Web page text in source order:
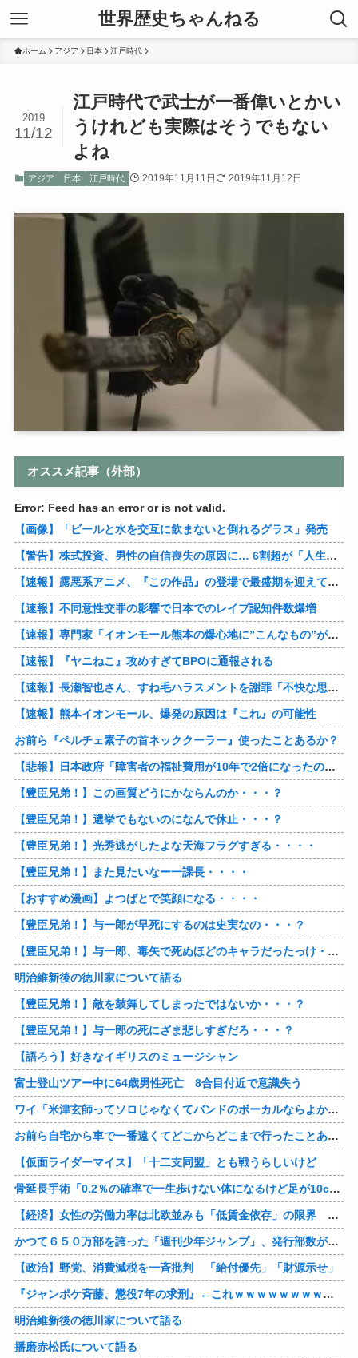
世界歴史ちゃんねる
ホーム アジア 日本 江戸時代
江戸時代で武士が一番偉いとかい
うけれども実際はそうでもない
よね
2019
11/12
アジア 日本 江戸時代 2019年11月11日 2019年11月12日
オススメ記事（外部）
Error: Feed has an error or is not valid.
【画像】「ビールと水を交互に飲まないと倒れるグラス」発売
【警告】株式投資、男性の自信喪失の原因に… 6割超が「人生の敗者」自認
【速報】露悪系アニメ、『この作品』の登場で最盛期を迎えてしまう…
【速報】不同意性交罪の影響で日本でのレイプ認知件数爆増
【速報】専門家「イオンモール熊本の爆心地に”こんなもの”があったんだけど…」
【速報】『ヤニねこ』攻めすぎてBPOに通報される
【速報】長瀬智也さん、すね毛ハラスメントを謝罪「不快な思いをさせて申し訳ありませんでした」
【速報】熊本イオンモール、爆発の原因は『これ』の可能性
お前ら『ペルチェ素子の首ネッククーラー』使ったことあるか？
【悲報】日本政府「障害者の福祉費用が10年で2倍になったので抑制します」
【豊臣兄弟！】この画質どうにかならんのか・・・？
【豊臣兄弟！】選挙でもないのになんで休止・・・？
【豊臣兄弟！】光秀逃がしたよな天海フラグすぎる・・・・
【豊臣兄弟！】また見たいなー一課長・・・・
【おすすめ漫画】よつばとで笑顔になる・・・・
【豊臣兄弟！】与一郎が早死にするのは史実なの・・・？
【豊臣兄弟！】与一郎、毒矢で死ぬほどのキャラだったっけ・・・・
明治維新後の徳川家について語る
【豊臣兄弟！】敵を鼓舞してしまったではないか・・・？
【豊臣兄弟！】与一郎の死にざま悲しすぎだろ・・・？
【語ろう】好きなイギリスのミュージシャン
富士登山ツアー中に64歳男性死亡 8合目付近で意識失う
ワイ「米津玄師ってソロじゃなくてバンドのボーカルならよかったよね」
お前ら自宅から車で一番遠くてどこからどこまで行ったことある？
【仮面ライダーマイス】「十二支同盟」とも戦うらしいけど
骨延長手術「0.2％の確率で一生歩けない体になるけど足が10cm伸びます」←コスパ良すぎるだろ
【経済】女性の労働力率は北欧並みも「低賃金依存」の限界 団塊世代の完全引退で、企業が迫られる“最後の選択”
かつて６５０万部を誇った「週刊少年ジャンプ」、発行部数が初の100万部割れ
【政治】野党、消費減税を一斉批判 「給付優先」「財源示せ」
『ジャンポケ斉藤、懲役7年の求刑』←これｗｗｗｗｗｗｗｗｗｗｗｗｗｗｗｗｗｗ
明治維新後の徳川家について語る
播磨赤松氏について語る